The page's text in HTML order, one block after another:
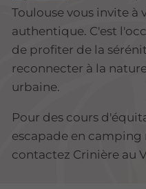
Toulouse vous invite à
authentique. C'est
de profiter de la
reconnecter à la
urbaine.
Pour des cours
escapade en camping
contactez Crinière au